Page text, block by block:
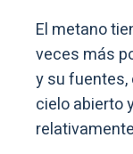
El metano
veces más
y su fuentes,
cielo abierto